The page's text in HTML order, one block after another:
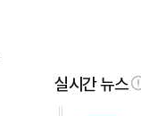
실시간 뉴스